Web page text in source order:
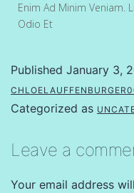
Enim Ad Minim Veniam.
Odio Et
Published January 3,
Categorized as
Leave a
Your email address